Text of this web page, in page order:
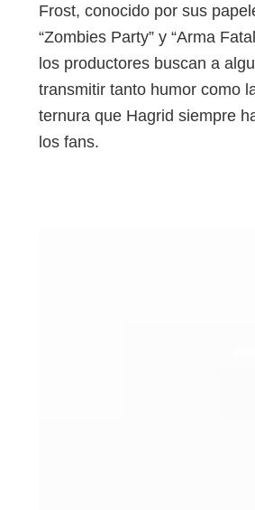
Frost, conocido por sus
“Zombies Party” y “Arma
los productores buscan a
transmitir tanto humor como
ternura que Hagrid siempre
los fans.